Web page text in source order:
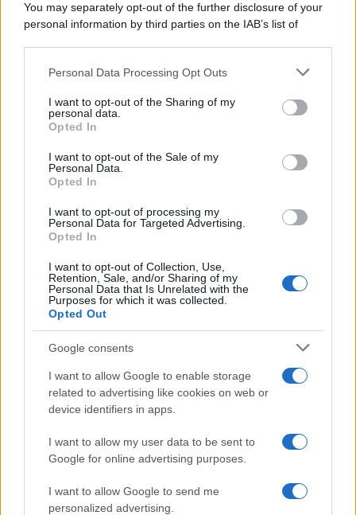
You may separately opt-out of the further disclosure of your
personal information by third parties on the IAB’s list of
This information may also be disclosed by us to third parties
disclose it to other third parties.
Please note that this website/app uses one or more Google
services and may gather and store information including but
not limited to your visit or usage behaviour. You may click to
grant or deny consent to Google and its third-party tags to
consent section.
Personal Data Processing Opt Outs
I want to opt-out of the Sharing of my
personal data.
Opted In
I want to opt-out of the Sale of my
Personal Data.
Opted In
I want to opt-out of processing my
Personal Data for Targeted Advertising.
Opted In
I want to opt-out of Collection, Use,
Retention, Sale, and/or Sharing of my
Personal Data that Is Unrelated with the
Purposes for which it was collected.
Opted Out
Google consents
I want to allow Google to enable storage
related to advertising like cookies on web or
device identifiers in apps.
I want to allow my user data to be sent to
Google for online advertising purposes.
I want to allow Google to send me
personalized advertising.